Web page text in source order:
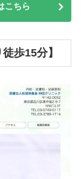
こちら
歩15分】